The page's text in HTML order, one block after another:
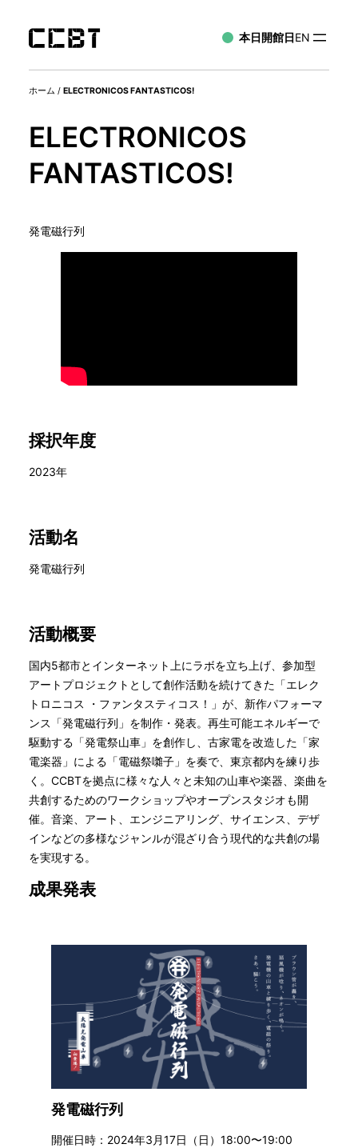
本日開館日EN
ホーム / ELECTRONICOS FANTASTICOS!
ELECTRONICOS
FANTASTICOS!
発電磁行列
採択年度
2023年
活動名
発電磁行列
活動概要
国内5都市とインターネット上にラボを立ち上げ、参加型
アートプロジェクトとして創作活動を続けてきた「エレク
トロニコス ・ファンタスティコス！」が、新作パフォーマ
ンス「発電磁行列」を制作・発表。再生可能エネルギーで
駆動する「発電祭山車」を創作し、古家電を改造した「家
電楽器」による「電磁祭囃子」を奏で、東京都内を練り歩
く。CCBTを拠点に様々な人々と未知の山車や楽器、楽曲を
共創するためのワークショップやオープンスタジオも開
催。音楽、アート、エンジニアリング、サイエンス、デザ
インなどの多様なジャンルが混ざり合う現代的な共創の場
を実現する。
成果発表
発電磁行列
開催日時：2024年3月17日（日）18:00〜19:00